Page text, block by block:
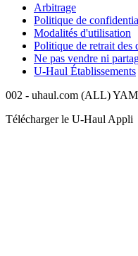
Arbitrage
Politique de
Modalités d'utilisation
Politique de retrait des
Ne pas vendre ni
U-Haul Établissements
002 - uhaul.com (ALL)
Télécharger le U-Haul Appli